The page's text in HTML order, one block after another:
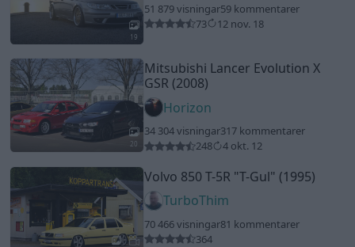
19
51 879 visningar59 kommentarer
73
12 nov. 18
20
Mitsubishi Lancer Evolution X
GSR (2008)
Horizon
34 304 visningar317 kommentarer
248
4 okt. 12
Volvo 850 T-5R "T-Gul" (1995)
TurboThim
70 466 visningar81 kommentarer
364